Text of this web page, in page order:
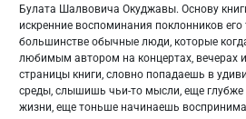
Булата Шалвовича Окуджавы. Основу
искренние воспоминания поклонников
большинстве обычные люди, которые
любимым автором на концертах, вечерах
страницы книги, словно попадаешь в
среды, слышишь чьи-то мысли, еще
жизни, еще тоньше начинаешь